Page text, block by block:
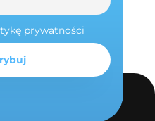
prywatności